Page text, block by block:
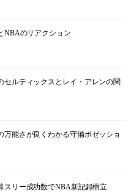
NBAのリアクション
ルティックスとレイ・アレンの関
万能さが良くわかる守備ポゼッショ
スリー成功数でNBA新記録樹立